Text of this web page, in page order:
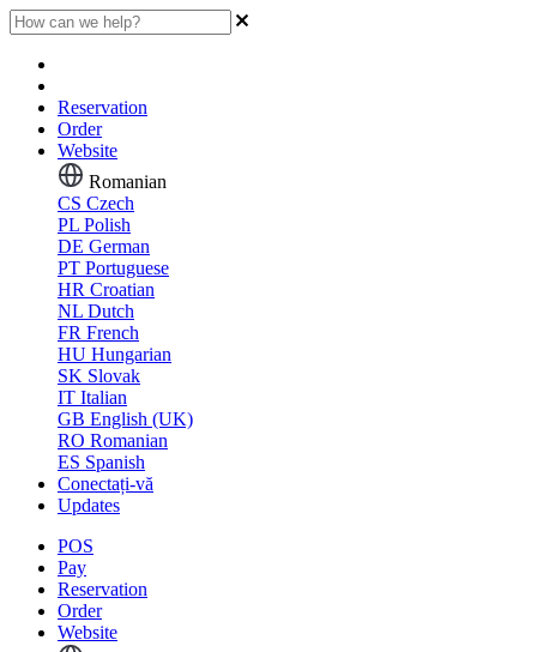
Reservation
Order
Website
Romanian
CS Czech
PL Polish
DE German
PT Portuguese
HR Croatian
NL Dutch
FR French
HU Hungarian
SK Slovak
IT Italian
GB English (UK)
RO Romanian
ES Spanish
Conectați-vă
Updates
POS
Pay
Reservation
Order
Website